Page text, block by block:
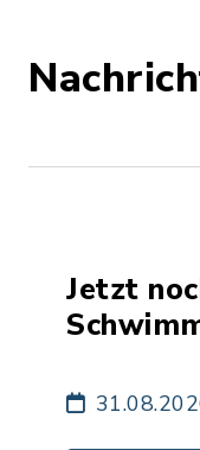
Jetzt